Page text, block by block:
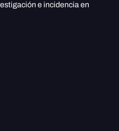
e incidencia en